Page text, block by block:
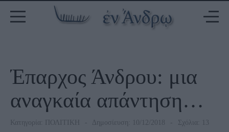
Έπαρχος Άνδρου: μια
αναγκαία απάντηση…
Κατηγορία: ΠΟΛΙΤΙΚΗ Δημοσίευση: 10/12/2018 Σχόλια: 13